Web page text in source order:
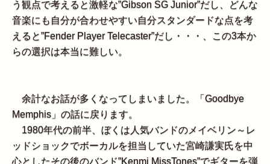
う観点で考えると激軽な”Gibson SG Junior”だし、どんな
音楽にも自分が合わせやすい自分スタンダードな点を考
えると”Fender Player Telecaster”だし・・・、この3本か
らの選択は本当に難しい。
余計なお話が多くなってしまいました。「Goodbye
Memphis」の話に戻ります。
1980年代の前半、ぼくは人気バンドのメイベリン～レ
ッドショックでボーカルを担当していた宮崎謙実氏を中
心としたその後のバンド”Kenmi MissTones”でギターを弾